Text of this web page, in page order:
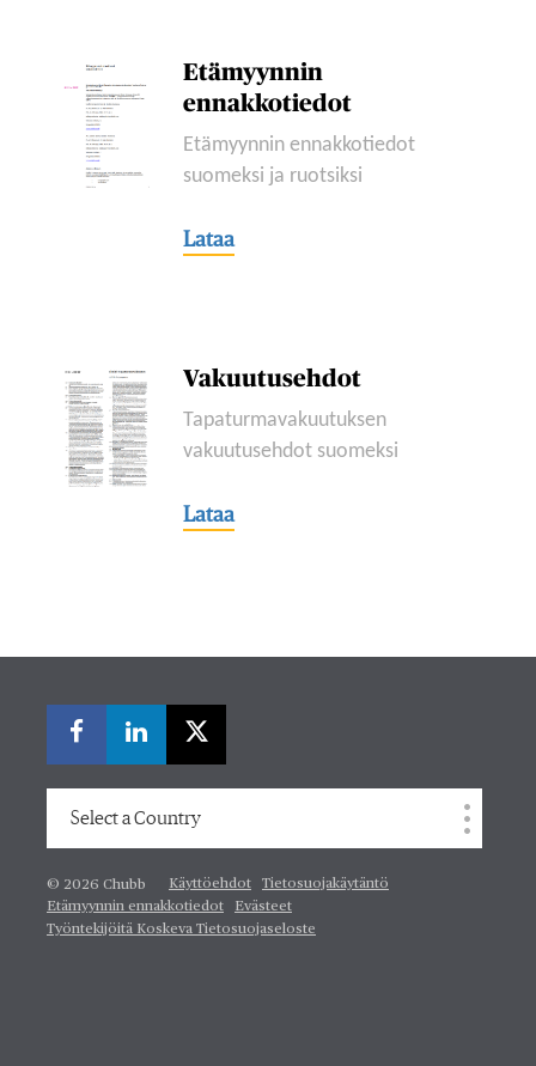
Etämyynnin
ennakkotiedot
Etämyynnin ennakkotiedot
suomeksi ja ruotsiksi
Lataa
Vakuutusehdot
Tapaturmavakuutuksen
vakuutusehdot suomeksi
Lataa
Select a Country
© 2026 Chubb Käyttöehdot
Tietosuojakäytäntö
Etämyynnin ennakkotiedot
Evästeet
Työntekijöitä Koskeva Tietosuojaseloste